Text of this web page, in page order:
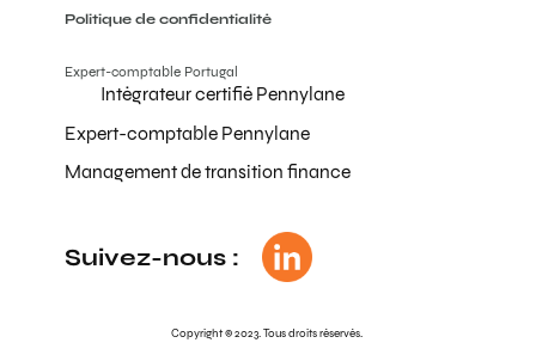
Copyright © 2023. Tous droits réservés.
Politique de confidentialité
Expert-comptable Portugal
Intégrateur certifié Pennylane
Expert-comptable Pennylane
Management de transition finance
Suivez-nous :